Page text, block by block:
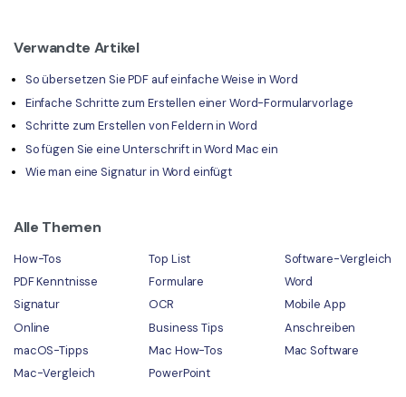
Verwandte Artikel
So übersetzen Sie PDF auf einfache Weise in Word
Einfache Schritte zum Erstellen einer Word-Formularvorlage
Schritte zum Erstellen von Feldern in Word
So fügen Sie eine Unterschrift in Word Mac ein
Wie man eine Signatur in Word einfügt
Alle Themen
How-Tos Top List
Software-Vergleich
PDF Kenntnisse
Formulare
Word
Signatur
OCR
Mobile App
Online
Business Tips
Anschreiben
macOS-Tipps
Mac How-Tos
Mac Software
Mac-Vergleich
PowerPoint